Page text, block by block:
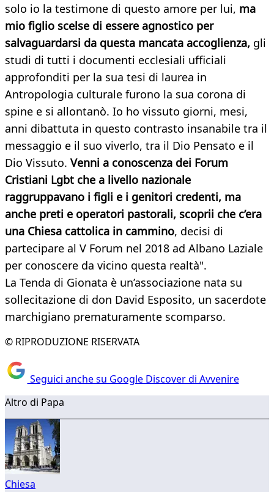
solo io la testimone di questo amore per lui, ma
mio figlio scelse di essere agnostico per
salvaguardarsi da questa mancata accoglienza, gli
studi di tutti i documenti ecclesiali ufficiali
approfonditi per la sua tesi di laurea in
Antropologia culturale furono la sua corona di
spine e si allontanò. Io ho vissuto giorni, mesi,
anni dibattuta in questo contrasto insanabile tra il
messaggio e il suo viverlo, tra il Dio Pensato e il
Dio Vissuto. Venni a conoscenza dei Forum
Cristiani Lgbt che a livello nazionale
raggruppavano i figli e i genitori credenti, ma
anche preti e operatori pastorali, scoprii che c’era
una Chiesa cattolica in cammino, decisi di
partecipare al V Forum nel 2018 ad Albano Laziale
per conoscere da vicino questa realtà".
La Tenda di Gionata è un’associazione nata su
sollecitazione di don David Esposito, un sacerdote
marchigiano prematuramente scomparso.
© RIPRODUZIONE RISERVATA
Seguici anche su Google Discover di Avvenire
Altro di Papa
Chiesa